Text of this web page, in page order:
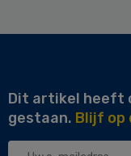
Dit artikel heeft
gestaan. Blijf op
Uw